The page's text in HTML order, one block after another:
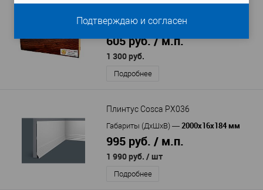
Габариты (ДхШхВ)—2150х16х100
605 руб. / м.п.
1 300 руб.
Подробнее
Плинтус Cosca PX036
Габариты (ДхШхВ) — 2000x16x184 мм
995 руб. / м.п.
1 990 руб. / шт
Подробнее
Подтверждаю и согласен